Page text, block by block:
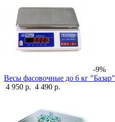
-9%
Весы фасовочные до 6 кг "Базар"
4 950 р. 4 490 р.